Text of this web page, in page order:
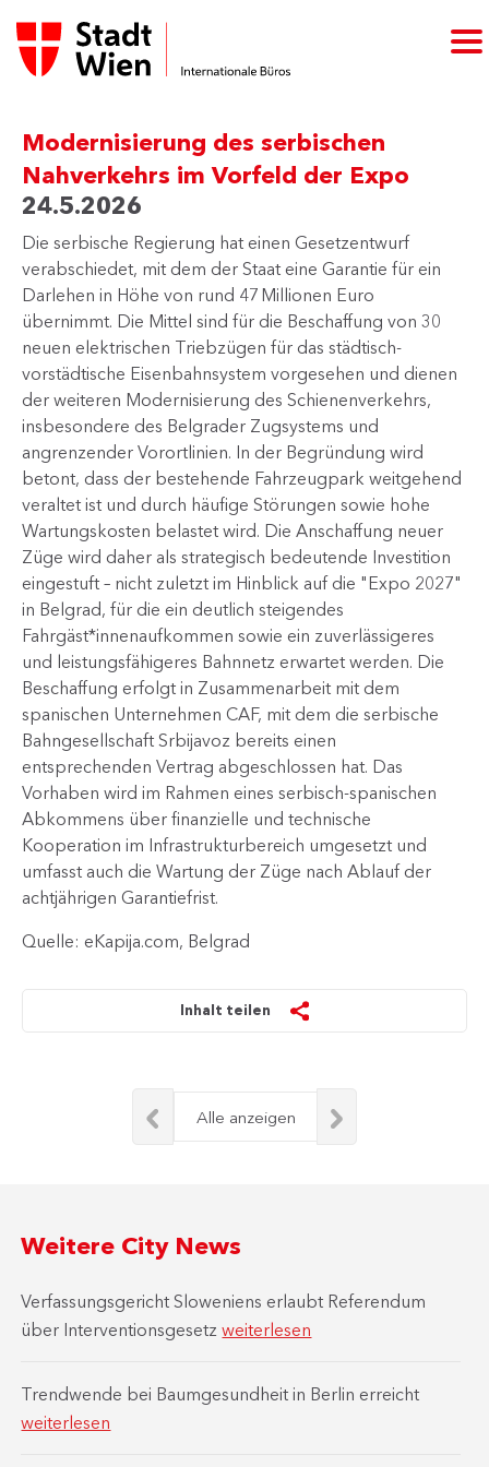
Modernisierung des serbischen
Nahverkehrs im Vorfeld der Expo
24.5.2026
Die serbische Regierung hat einen Gesetzentwurf
verabschiedet, mit dem der Staat eine Garantie für ein
Darlehen in Höhe von rund 47 Millionen Euro
übernimmt. Die Mittel sind für die Beschaffung von 30
neuen elektrischen Triebzügen für das städtisch-
vorstädtische Eisenbahnsystem vorgesehen und dienen
der weiteren Modernisierung des Schienenverkehrs,
insbesondere des Belgrader Zugsystems und
angrenzender Vorortlinien. In der Begründung wird
betont, dass der bestehende Fahrzeugpark weitgehend
veraltet ist und durch häufige Störungen sowie hohe
Wartungskosten belastet wird. Die Anschaffung neuer
Züge wird daher als strategisch bedeutende Investition
eingestuft – nicht zuletzt im Hinblick auf die "Expo 2027"
in Belgrad, für die ein deutlich steigendes
Fahrgäst*innenaufkommen sowie ein zuverlässigeres
und leistungsfähigeres Bahnnetz erwartet werden. Die
Beschaffung erfolgt in Zusammenarbeit mit dem
spanischen Unternehmen CAF, mit dem die serbische
Bahngesellschaft Srbijavoz bereits einen
entsprechenden Vertrag abgeschlossen hat. Das
Vorhaben wird im Rahmen eines serbisch-spanischen
Abkommens über finanzielle und technische
Kooperation im Infrastrukturbereich umgesetzt und
umfasst auch die Wartung der Züge nach Ablauf der
achtjährigen Garantiefrist.
Quelle: eKapija.com, Belgrad
Inhalt teilen
Alle anzeigen
Weitere City News
Verfassungsgericht Sloweniens erlaubt Referendum
über Interventionsgesetzweiterlesen
Trendwende bei Baumgesundheit in Berlin erreicht
weiterlesen